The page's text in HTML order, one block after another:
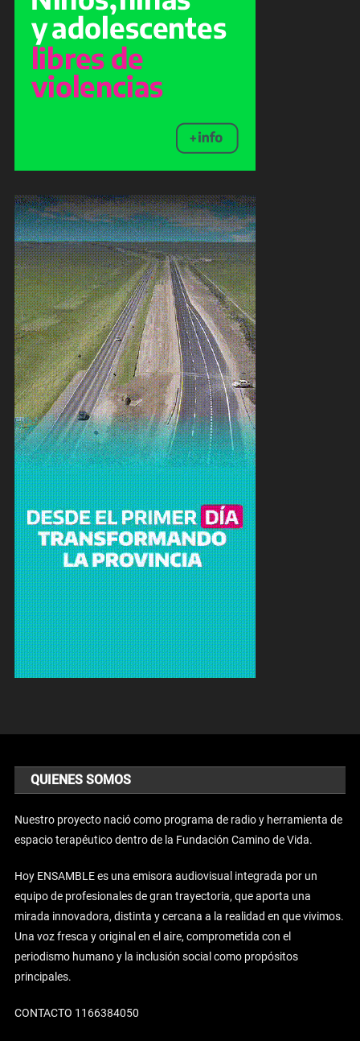
QUIENES SOMOS
Nuestro proyecto nació como programa de radio y herramienta de
espacio terapéutico dentro de la Fundación Camino de Vida.
Hoy ENSAMBLE es una emisora audiovisual integrada por un
equipo de profesionales de gran trayectoria, que aporta una
mirada innovadora, distinta y cercana a la realidad en que vivimos.
Una voz fresca y original en el aire, comprometida con el
periodismo humano y la inclusión social como propósitos
principales.
CONTACTO 1166384050